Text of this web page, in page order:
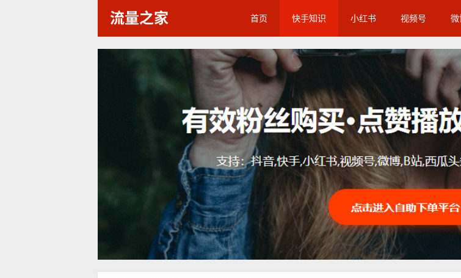
流量之家 首页 快手知识 小红书 视频号 微